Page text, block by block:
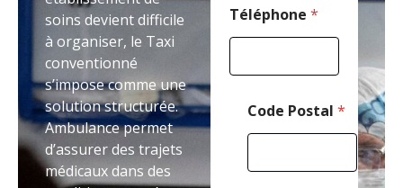
soins devient difficile
à organiser, le Taxi
conventionné
s’impose comme une
solution structurée.
Ambulance permet
d’assurer des trajets
médicaux dans des
Téléphone *
Code Postal *
s
s
a
g
e